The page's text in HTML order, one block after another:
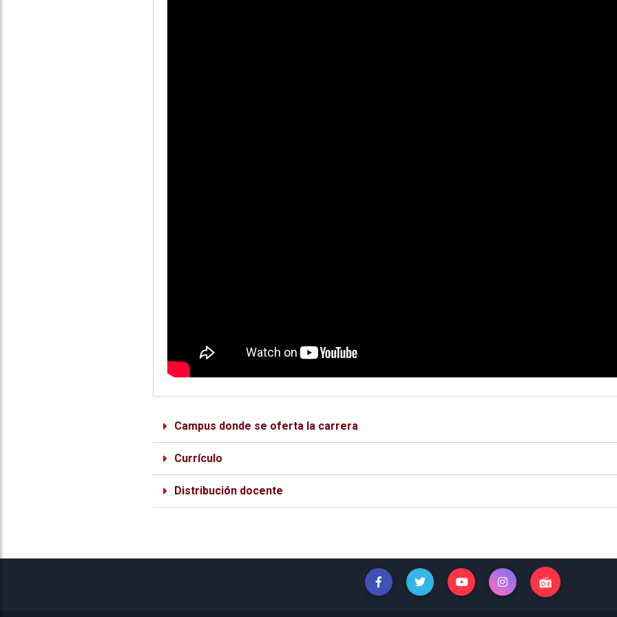
Campus donde se oferta la carrera
Currículo
Distribución docente